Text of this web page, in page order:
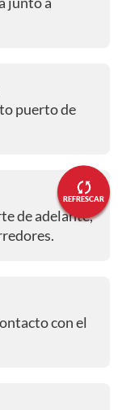
REFRESCAR
puerto de
de adelante,
con el